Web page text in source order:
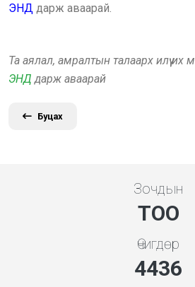
ЭНД дарж аваарай.
Та аялал, амралтын талаарх илүү их
ЭНД дарж аваарай
Буцах
Зочдын
ТОО
Өчигдөр
4778